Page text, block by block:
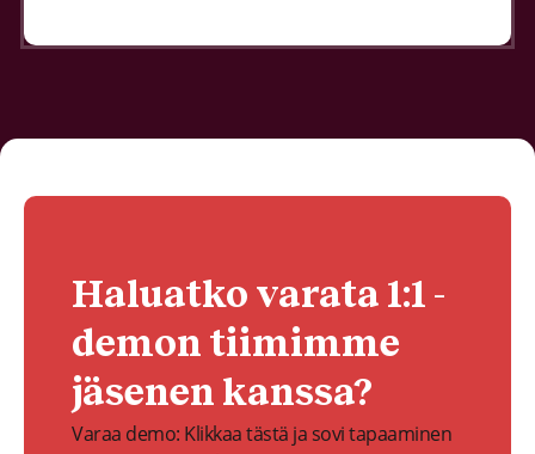
Haluatko varata 1:1 -
demon tiimimme
jäsenen kanssa?
Varaa demo: Klikkaa tästä ja sovi tapaaminen